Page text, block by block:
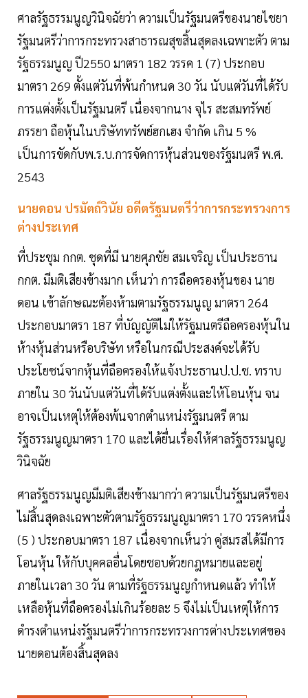
ศาลรัฐธรรมนูญวินิจฉัยว่า ความเป็นรัฐมนตรีของนายไชยา
รัฐมนตรีว่าการกระทรวงสาธารณสุขสิ้นสุดลงเฉพาะตัว ตาม
รัฐธรรมนูญ ปี2550 มาตรา 182 วรรค 1 (7) ประกอบ
มาตรา 269 ตั้งแต่วันที่พ้นกำหนด 30 วัน นับแต่วันที่ได้รับ
การแต่งตั้งเป็นรัฐมนตรี เนื่องจากนาง จุไร สะสมทรัพย์
ภรรยา ถือหุ้นในบริษัททรัพย์ฮกเฮง จำกัด เกิน 5 %
เป็นการขัดกับพ.ร.บ.การจัดการหุ้นส่วนของรัฐมนตรี พ.ศ.
2543
นายดอน ปรมัตถ์วินัย อดีตรัฐมนตรีว่าการกระทรวงการ
ต่างประเทศ
ที่ประชุม กกต. ชุดที่มี นายศุภชัย สมเจริญ เป็นประธาน
กกต. มีมติเสียงข้างมาก เห็นว่า การถือครองหุ้นของ นาย
ดอน เข้าลักษณะต้องห้ามตามรัฐธรรมนูญ มาตรา 264
ประกอบมาตรา 187 ที่บัญญัติไม่ให้รัฐมนตรีถือครองหุ้นใน
ห้างหุ้นส่วนหรือบริษัท หรือในกรณีประสงค์จะได้รับ
ประโยชน์จากหุ้นที่ถือครองให้แจ้งประธานป.ป.ช. ทราบ
ภายใน 30 วันนับแต่วันที่ได้รับแต่งตั้งและให้โอนหุ้น จน
อาจเป็นเหตุให้ต้องพ้นจากตำแหน่งรัฐมนตรี ตาม
รัฐธรรมนูญมาตรา 170 และได้ยื่นเรื่องให้ศาลรัฐธรรมนูญ
วินิจฉัย
ศาลรัฐธรรมนูญมีมติเสียงข้างมากว่า ความเป็นรัฐมนตรีของ
ไม่สิ้นสุดลงเฉพาะตัวตามรัฐธรรมนูญมาตรา 170 วรรคหนึ่ง
(5 ) ประกอบมาตรา 187 เนื่องจากเห็นว่า คู่สมรสได้มีการ
โอนหุ้น ให้กับบุคคลอื่นโดยชอบด้วยกฎหมายและอยู่
ภายในเวลา 30 วัน ตามที่รัฐธรรมนูญกำหนดแล้ว ทำให้
เหลือหุ้นที่ถือครองไม่เกินร้อยละ 5 จึงไม่เป็นเหตุให้การ
ดำรงตำแหน่งรัฐมนตรีว่าการกระทรวงการต่างประเทศของ
นายดอนต้องสิ้นสุดลง